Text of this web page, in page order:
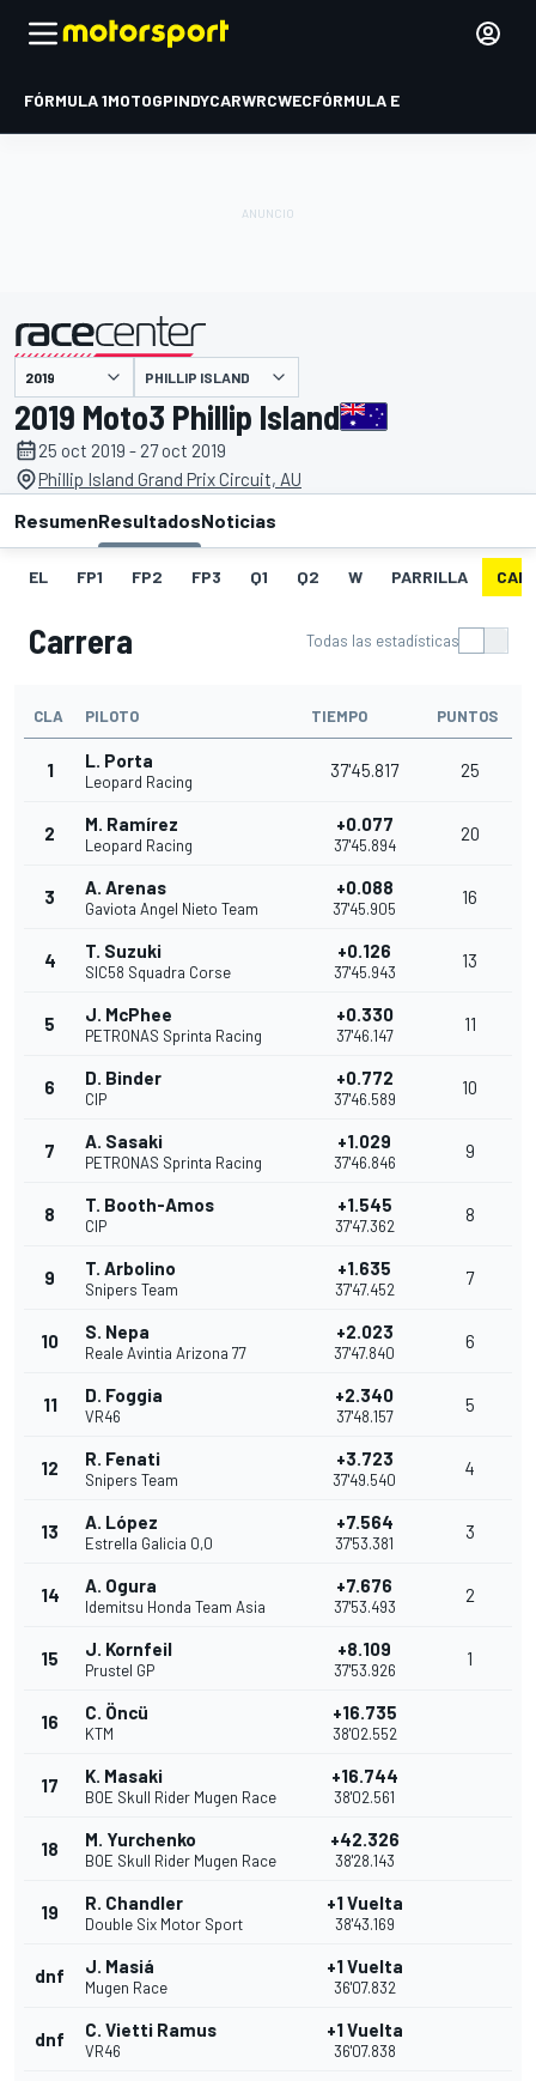
FÓRMULA 1MOTOGPINDYCARWRCWECFÓRMULA E
presentado por PHILLIP ISLAND
2019 Moto3 Phillip Island
25 oct 2019 - 27 oct 2019
Phillip Island Grand Prix Circuit, AU
ResumenResultadosNoticias
EL FP1 FP2 FP3 Q1 Q2 W PARRILLA
Carrera Todas las estadísticas
CLA PILOTO TIEMPO PUNTOS
1 L. Porta
Leopard Racing
37'45.817 25
2 M. Ramírez
Leopard Racing
+0.077
37'45.894
20
3 A. Arenas
Gaviota Angel Nieto Team
+0.088
37'45.905
16
4 T. Suzuki
SIC58 Squadra Corse
+0.126
37'45.943
13
5 J. McPhee
PETRONAS Sprinta Racing
+0.330
37'46.147
11
6 D. Binder
CIP
+0.772
37'46.589
10
7 A. Sasaki
PETRONAS Sprinta Racing
+1.029
37'46.846
9
8 T. Booth-Amos
CIP
+1.545
37'47.362
8
9 T. Arbolino
Snipers Team
+1.635
37'47.452
7
10 S. Nepa
Reale Avintia Arizona 77
+2.023
37'47.840
6
11 D. Foggia
VR46
+2.340
37'48.157
5
12 R. Fenati
Snipers Team
+3.723
37'49.540
4
13 A. López
Estrella Galicia 0,0
+7.564
37'53.381
3
14 A. Ogura
Idemitsu Honda Team Asia
+7.676
37'53.493
2
15 J. Kornfeil
Prustel GP
+8.109
37'53.926
1
16 C. Öncü
KTM
+16.735
38'02.552
17 K. Masaki
BOE Skull Rider Mugen Race
+16.744
38'02.561
18 M. Yurchenko
BOE Skull Rider Mugen Race
+42.326
38'28.143
19 R. Chandler
Double Six Motor Sport
+1 Vuelta
38'43.169
dnf J. Masiá
Mugen Race
+1 Vuelta
36'07.832
dnf C. Vietti Ramus
VR46
+1 Vuelta
36'07.838